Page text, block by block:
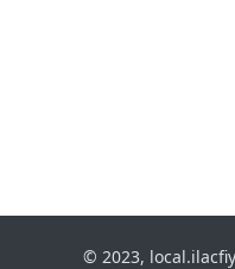
© 2023,